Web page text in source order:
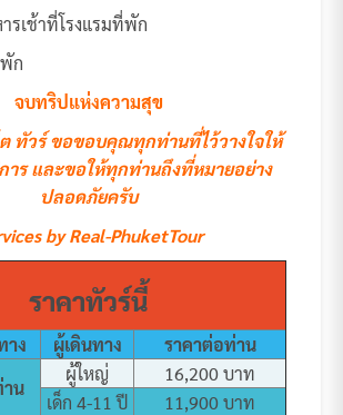
รเช้าที่โรงแรมที่พัก
ก
จบทริปแห่งความสุข
ต ทัวร์ ขอขอบคุณทุกท่านที่ไว้วางใจให้
าร และขอให้ทุกท่านถึงที่หมายอย่าง
ปลอดภัยครับ
by Real-PhuketTour
ราคาทัวร์นี้
าง ผู้เดินทาง
ราคาต่อท่าน
น
ผู้ใหญ่
16,200 บาท
เด็ก 4-11 ปี
11,900 บาท